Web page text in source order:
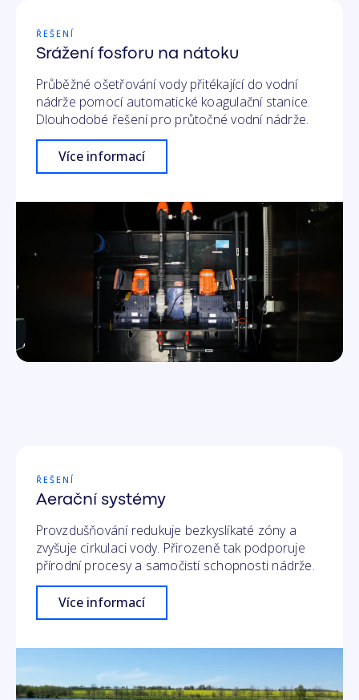
ŘEŠENÍ
Srážení fosforu na nátoku
Průběžné ošetřování vody přitékající do vodní
nádrže pomocí automatické koagulační stanice.
Dlouhodobé řešení pro průtočné vodní nádrže.
Více informací
ŘEŠENÍ
Aerační systémy
Provzdušňování redukuje bezkyslíkaté zóny a
zvyšuje cirkulaci vody. Přirozeně tak podporuje
přírodní procesy a samočistí schopnosti nádrže.
Více informací